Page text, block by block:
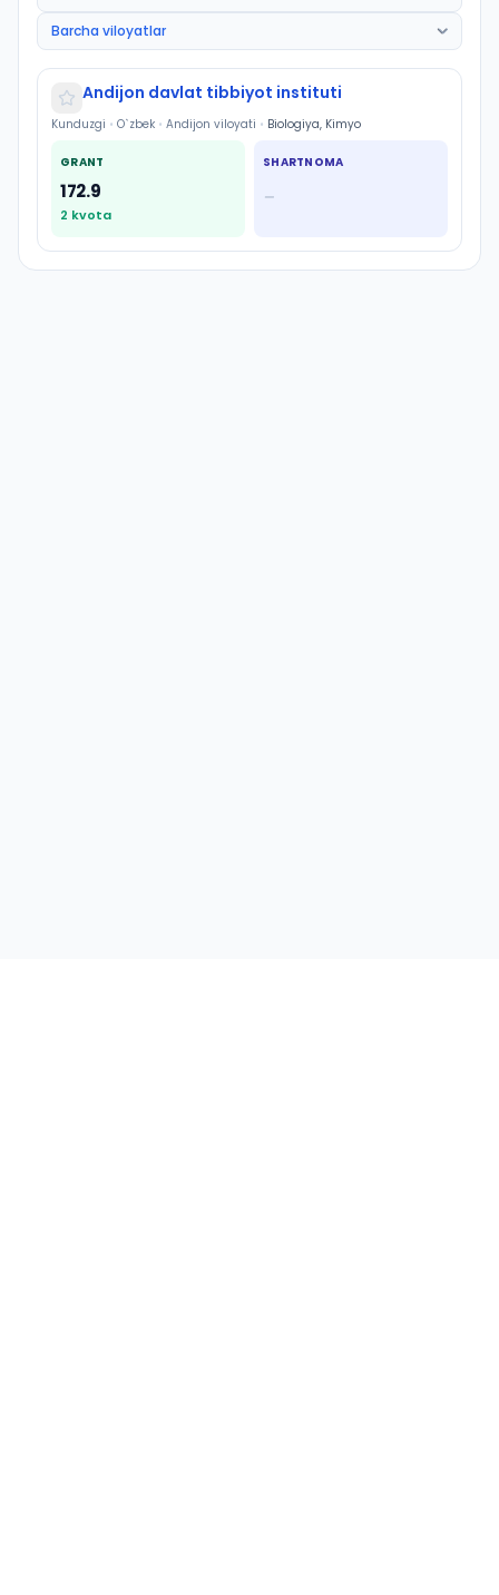
Andijon davlat tibbiyot instituti
Kunduzgi • O`zbek • Andijon viloyati • Biologiya, Kimyo
GRANT
172.9
2 kvota
SHARTNOMA
—